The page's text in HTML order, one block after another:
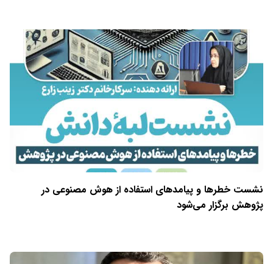
نشست خطرها و پیامدهای استفاده از هوش مصنوعی در
پژوهش برگزار می‌شود